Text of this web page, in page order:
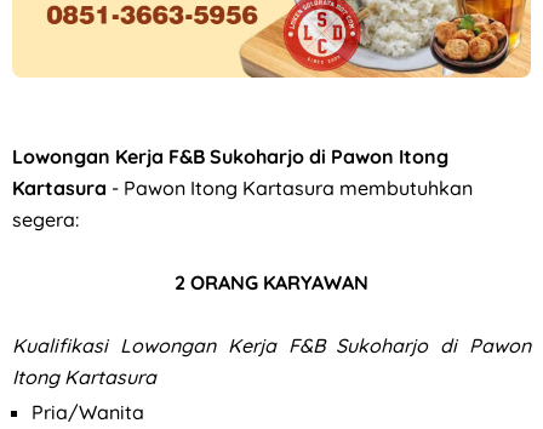
Lowongan Kerja F&B Sukoharjo di Pawon Itong
Kartasura - Pawon Itong Kartasura membutuhkan
segera:
2 ORANG KARYAWAN
Kualifikasi Lowongan Kerja F&B Sukoharjo di Pawon
Itong Kartasura
Pria/Wanita